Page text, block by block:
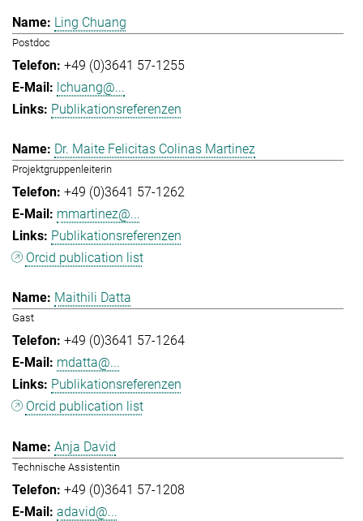
Ling Chuang
Postdoc
+49 (0)3641 57-1255
lchuang@...
Publikationsreferenzen
Dr. Maite Felicitas Colinas Martinez
Projektgruppenleiterin
+49 (0)3641 57-1262
mmartinez@...
Publikationsreferenzen
Orcid publication list
Maithili Datta
Gast
+49 (0)3641 57-1264
mdatta@...
Publikationsreferenzen
Orcid publication list
Anja David
Technische Assistentin
+49 (0)3641 57-1208
adavid@...